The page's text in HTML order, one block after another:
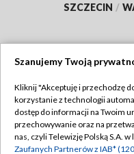
SZCZECIN /
Abonament TVP
Emisja w TVP
Szanujemy Twoją
Kliknij "Akceptuję i przechodzę
korzystanie z technologii
dostęp do informacji na Twoim
przechowywanie oraz na
nas, czyli Telewizję Polską S.A.
Zaufanych Partnerów z IAB*